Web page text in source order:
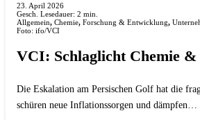
23. April 2026
Gesch. Lesedauer: 2 min.
Allgemein, Chemie, Forschung & Entwicklung,
Foto: ifo/VCI
VCI: Schlaglicht Chemie
Die Eskalation am Persischen Golf hat die
schüren neue Inflationssorgen und dämpfen…